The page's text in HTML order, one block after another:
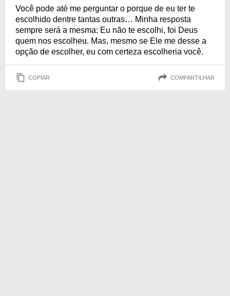
Você pode até me perguntar o porque de eu ter te
escolhido dentre tantas outras… Minha resposta
sempre será a mesma: Eu não te escolhi, foi Deus
quem nos escolheu. Mas, mesmo se Ele me desse a
opção de escolher, eu com certeza escolheria você.
COPIAR COMPARTILHAR